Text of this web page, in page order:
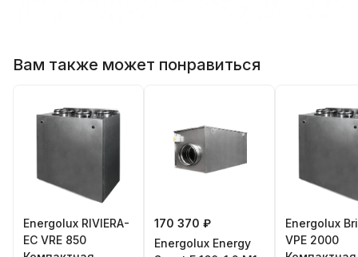
Вам также может понравиться
Energolux RIVIERA-
EC VRE 850
170 370 ₽
Energolux Energy
Energolux
VPE 2000